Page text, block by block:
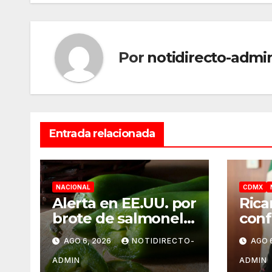
entradas
Por notidirecto-
Entrada relacionada
NACIONAL
Alerta en EE.UU. por
brote de salmonela
ligado a jalapeños
mexicanos;
reportan 345 casos
AGO 6, 2026 NOTIDIRECTO-
ADMIN
CDMX
el
AGO
ADMIN